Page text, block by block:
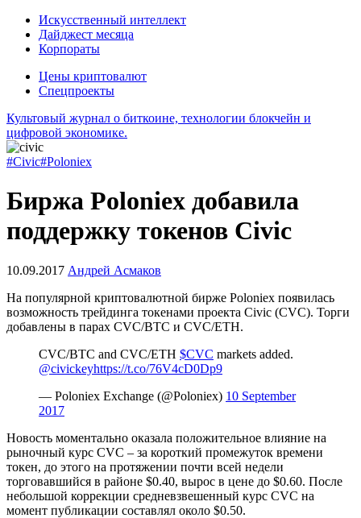
Искусственный интеллект
Дайджест месяца
Корпораты
Цены криптовалют
Спецпроекты
Культовый журнал о биткоине, технологии блокчейн и
цифровой экономике.
#Civic#Poloniex
Биржа Poloniex добавила
поддержку токенов Civic
10.09.2017 Андрей Асмаков
На популярной криптовалютной бирже Poloniex появилась
возможность трейдинга токенами проекта Civic (CVC). Торги
добавлены в парах CVC/BTC и CVC/ETH.
CVC/BTC and CVC/ETH $CVC markets added.
@civickeyhttps://t.co/76V4cD0Dp9
— Poloniex Exchange (@Poloniex) 10 September
2017
Новость моментально оказала положительное влияние на
рыночный курс CVC – за короткий промежуток времени
токен, до этого на протяжении почти всей недели
торговавшийся в районе $0.40, вырос в цене до $0.60. После
небольшой коррекции средневзвешенный курс CVC на
момент публикации составлял около $0.50.